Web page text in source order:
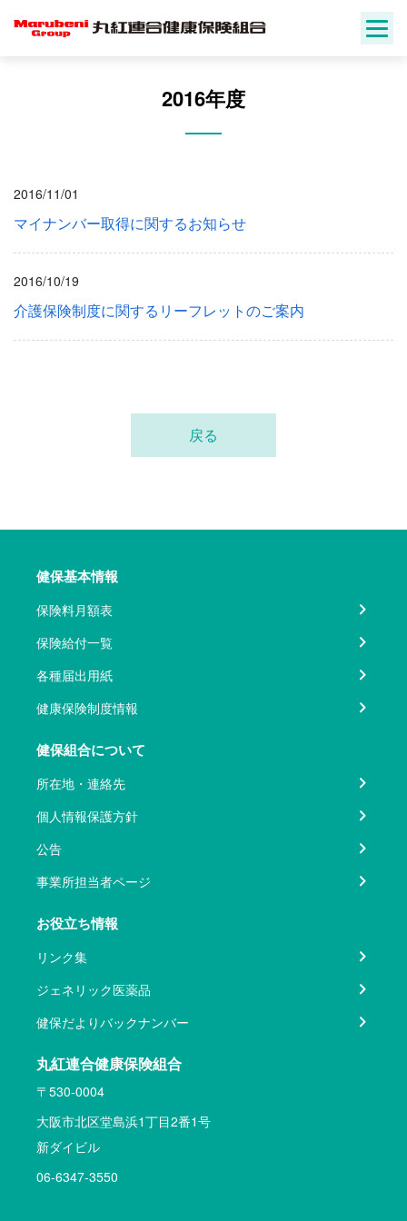
2016年度
2016/11/01
マイナンバー取得に関するお知らせ
2016/10/19
介護保険制度に関するリーフレットのご案内
戻る
健保基本情報
保険料月額表
保険給付一覧
各種届出用紙
健康保険制度情報
健保組合について
所在地・連絡先
個人情報保護方針
公告
事業所担当者ページ
お役立ち情報
リンク集
ジェネリック医薬品
健保だよりバックナンバー
丸紅連合健康保険組合
〒530-0004
大阪市北区堂島浜1丁目2番1号
新ダイビル
06-6347-3550